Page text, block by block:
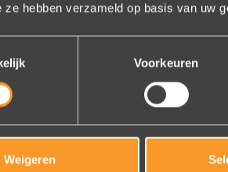
ze hebben verzameld op basis van uw
Voorkeuren
Weigeren